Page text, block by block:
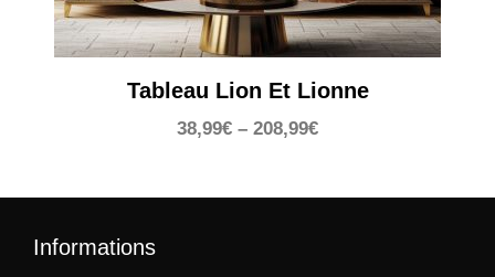
Tableau Lion Et Lionne
38,99€ – 208,99€
Informations